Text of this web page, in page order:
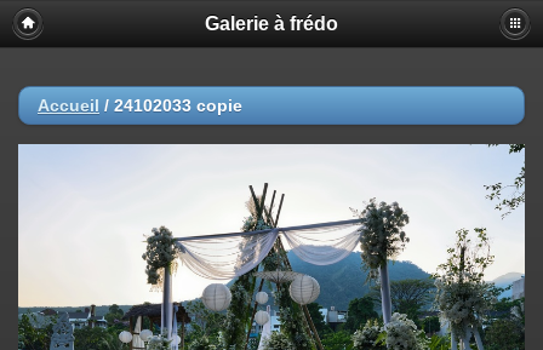
Galerie à frédo
Accueil / 24102033 copie